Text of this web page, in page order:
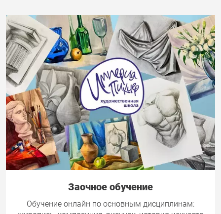
Заочное обучение
Обучение онлайн по основным дисциплинам: